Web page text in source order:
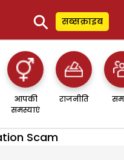
⚲ सब्सक्राइब
आपकी
समस्याएं
राजनीति
Scam